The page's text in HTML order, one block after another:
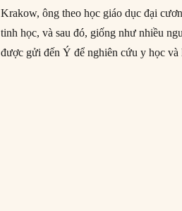
Krakow, ông theo học giáo dục đại
tinh học, và sau đó, giống như nhiều
được gửi đến Ý để nghiên cứu y học